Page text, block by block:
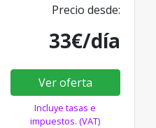
Precio desde:
33€/día
Ver oferta
Incluye tasas e
impuestos. (VAT)